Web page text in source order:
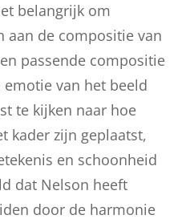
belangrijk om
aan de compositie van
passende compositie
van het beeld
te kijken naar hoe
kader zijn geplaatst,
en schoonheid
dat Nelson heeft
door de harmonie